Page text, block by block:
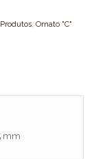
, Ornato "C"
mm